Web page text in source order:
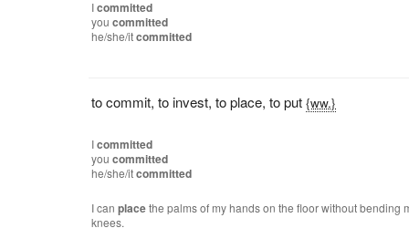
Icommitted
youcommitted
he/she/itcommitted
to commit,to invest,to place,to put {ww.}
Icommitted
youcommitted
he/she/itcommitted
I canplacethe palms of my hands on the floor without bending
knees.